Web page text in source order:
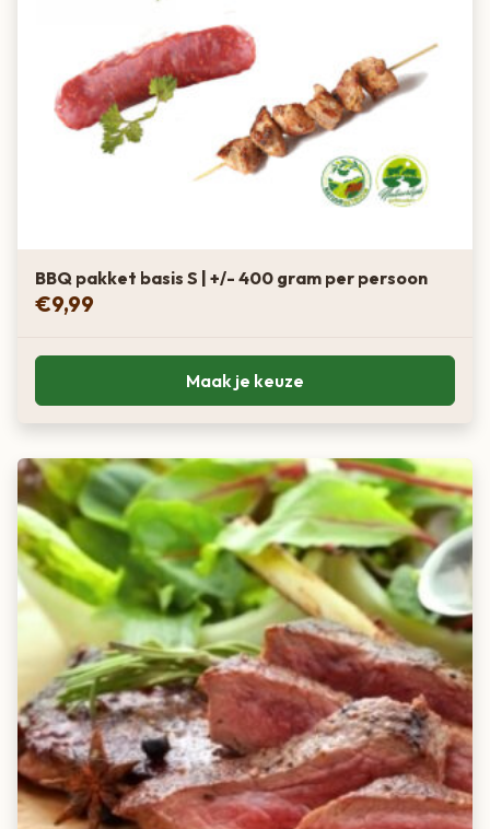
BBQ pakket basis S | +/- 400 gram per persoon
€9,99
Maak je keuze